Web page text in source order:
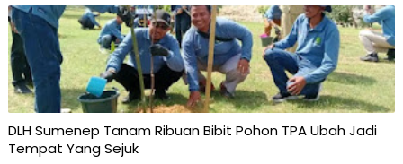
DLH Sumenep Tanam Ribuan Bibit Pohon TPA Ubah Jadi
Tempat Yang Sejuk